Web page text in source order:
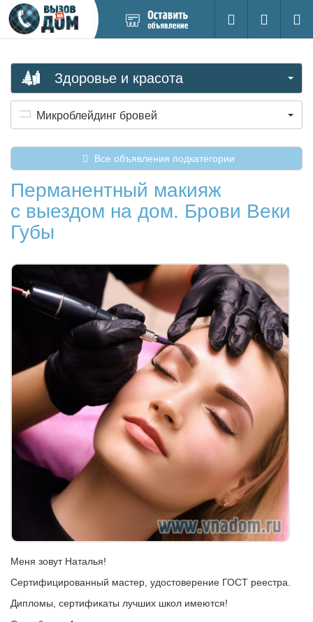
новое
Поиск
Вход на
Здоровье и красота
Микроблейдинг бровей
Все объявления подкатегории
Перманентный макияж
с выездом на дом. Брови Веки
Губы
Меня зовут Наталья!
Сертифицированный мастер, удостоверение ГОСТ реестра.
Дипломы, сертификаты лучших школ имеются!